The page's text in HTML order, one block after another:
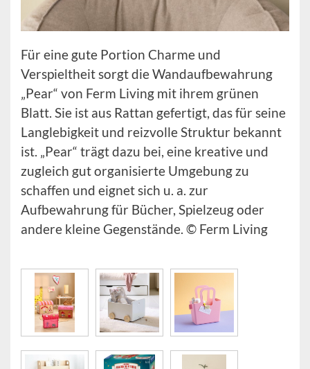
Für eine gute Portion Charme und
Verspieltheit sorgt die Wandaufbewahrung
„Pear“ von Ferm Living mit ihrem grünen
Blatt. Sie ist aus Rattan gefertigt, das für seine
Langlebigkeit und reizvolle Struktur bekannt
ist. „Pear“ trägt dazu bei, eine kreative und
zugleich gut organisierte Umgebung zu
schaffen und eignet sich u. a. zur
Aufbewahrung für Bücher, Spielzeug oder
andere kleine Gegenstände. © Ferm Living